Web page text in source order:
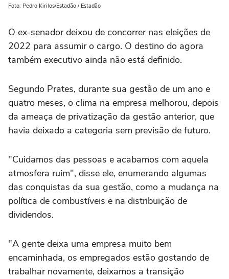
Foto: Pedro Kirilos/Estadão / Estadão
O ex-senador deixou de concorrer nas eleições de
2022 para assumir o cargo. O destino do agora
também executivo ainda não está definido.
Segundo Prates, durante sua gestão de um ano e
quatro meses, o clima na empresa melhorou, depois
da ameaça de privatização da gestão anterior, que
havia deixado a categoria sem previsão de futuro.
"Cuidamos das pessoas e acabamos com aquela
atmosfera ruim", disse ele, enumerando algumas
das conquistas da sua gestão, como a mudança na
política de combustíveis e na distribuição de
dividendos.
"A gente deixa uma empresa muito bem
encaminhada, os empregados estão gostando de
trabalhar novamente, deixamos a transição